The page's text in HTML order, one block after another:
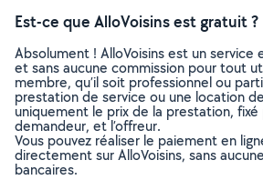
Est-ce que AlloVoisins est gratuit ?
Absolument ! AlloVoisins est un
et sans aucune commission pour tout
membre, qu’il soit professionnel ou
prestation de service ou une location
uniquement le prix de la prestation, fixé
demandeur, et l’offreur.
Vous pouvez réaliser le paiement en
directement sur AlloVoisins, sans
bancaires.